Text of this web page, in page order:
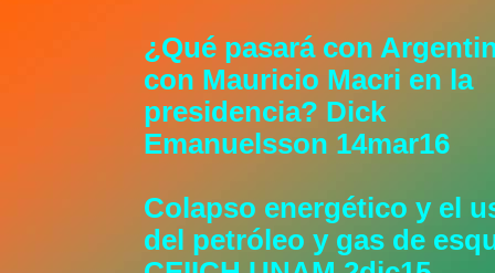
¿Qué pasará con
con Mauricio Macri en la
presidencia? Dick
Emanuelsson 14mar16
Colapso energético y el
del petróleo y gas de